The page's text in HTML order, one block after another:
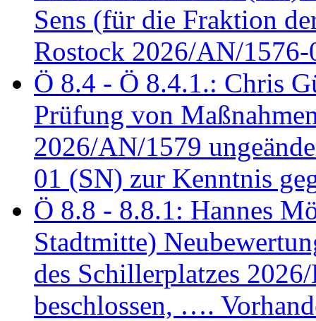
Sens (für die Fraktion
Rostock 2026/AN/1576-
Ö 8.4 - Ö 8.4.1.: Chris
Prüfung von
2026/AN/1579
01 (SN) zur Kenntnis
Ö 8.8 - 8.8.1: Hannes
Stadtmitte)
des Schillerplatzes
beschlossen, ….